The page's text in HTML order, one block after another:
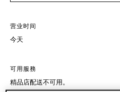
营业时间
今天
可用服務
精品店配送不可用。